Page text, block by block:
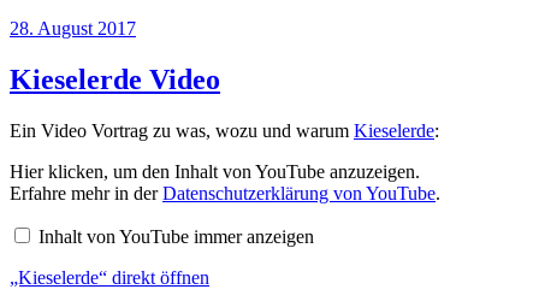
Veröffentlicht
28. August 2017
Kieselerde Video
Ein Video Vortrag zu was, wozu und warum Kieselerde:
„Kieselerde“
von
YouTube
anzeigen
Hier klicken, um den Inhalt von YouTube anzuzeigen.
Erfahre mehr in derDatenschutzerklärung von YouTube.
Inhalt von YouTube immer anzeigen
„Kieselerde“ direkt öffnen